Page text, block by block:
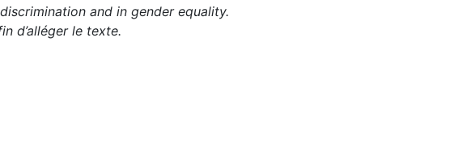
and in gender equality.
d’alléger le texte.